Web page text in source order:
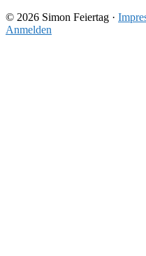
© 2026 Simon Feiertag ·
Anmelden